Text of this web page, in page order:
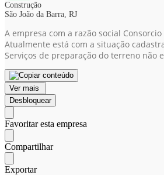
Construção
São João da Barra, RJ
A empresa com a razão social
Atualmente está com a situação
Serviços de preparação do terreno não
Ver mais
Desbloquear
Favoritar esta empresa
Compartilhar
Exportar